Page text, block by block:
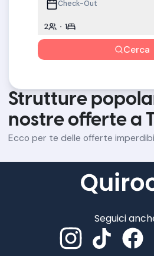
2 1
Cerca
Strutture
nostre offerte a
Ecco per te delle offerte
Seguici